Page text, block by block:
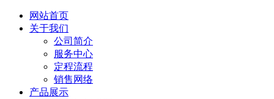
网站首页
关于我们
公司简介
服务中心
定程流程
销售网络
产品展示